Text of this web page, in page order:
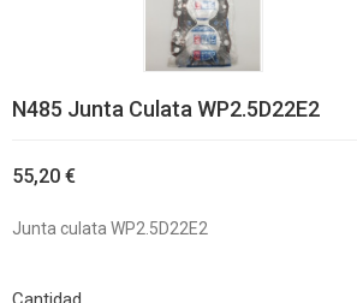
N485 Junta Culata WP2.5D22E2
55,20 €
Junta culata WP2.5D22E2